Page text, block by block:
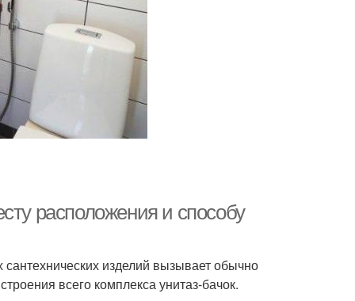
расположения и способу
изделий вызывает обычно
всего комплекса унитаз‑бачок.